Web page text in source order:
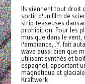
Ils viennent tout droit
sortir d'un film de
strip-teaseuses
prohibition. Pour les
musique dans le
l'ambiance, .Y. fait
wave aussi bien que
utilisent synthés et
espagnol, apportant
magnétique et
Kraftwerk.